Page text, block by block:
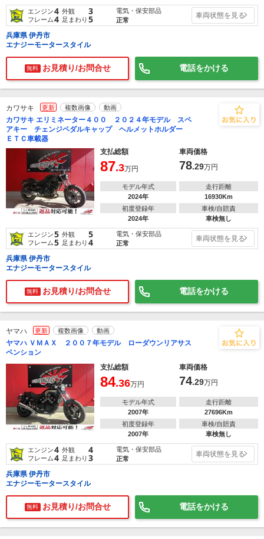
エンジン4 外観 3
フレーム4 足まわり 5
電気・保安部品
正常
車両状態を見る
兵庫県 伊丹市
エナジーモータースタイル
無料 お見積り/お問合せ 電話をかける
カワサキ 更新 複数画像 動画
カワサキ エリミネーター４００ ２０２４年モデル スペ
アキー チェンジペダルキャップ ヘルメットホルダー
ＥＴＣ車載器
支払総額
車両価格
87.3万円 78.29万円
モデル年式
2024年
走行距離
16930Km
初度登録年
2024年
車検/自賠責
車検無し
エンジン5 外観 5
フレーム5 足まわり 4
電気・保安部品
正常
車両状態を見る
兵庫県 伊丹市
エナジーモータースタイル
無料 お見積り/お問合せ 電話をかける
ヤマハ 更新 複数画像 動画
ヤマハ ＶＭＡＸ ２００７年モデル ローダウンリアサス
ペンション
支払総額
車両価格
84.36万円 74.29万円
モデル年式
2007年
走行距離
27696Km
初度登録年
2007年
車検/自賠責
車検無し
エンジン4 外観 4
フレーム4 足まわり 3
電気・保安部品
正常
車両状態を見る
兵庫県 伊丹市
エナジーモータースタイル
無料 お見積り/お問合せ 電話をかける